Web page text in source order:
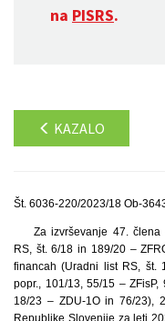
na PISRS.
KAZALO
Št. 6036-220/2023/18 Ob-
Za izvrševanje 47.
RS, št. 6/18 in 189/20 –
financah (Uradni list RS, št.
popr., 101/13, 55/15 –
18/23 – ZDU-1O in 76/23),
Republike Slovenije za leti